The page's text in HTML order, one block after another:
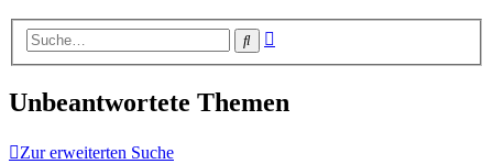
Suche
Unbeantwortete Themen
Zur erweiterten Suche